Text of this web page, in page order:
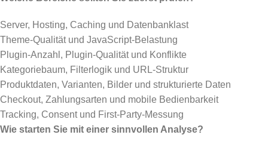
Server, Hosting, Caching und Datenbanklast
Theme-Qualität und JavaScript-Belastung
Plugin-Anzahl, Plugin-Qualität und Konflikte
Kategoriebaum, Filterlogik und URL-Struktur
Produktdaten, Varianten, Bilder und strukturierte Daten
Checkout, Zahlungsarten und mobile Bedienbarkeit
Tracking, Consent und First-Party-Messung
Wie starten Sie mit einer sinnvollen Analyse?